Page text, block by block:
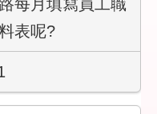
每月填寫員工職
表呢?